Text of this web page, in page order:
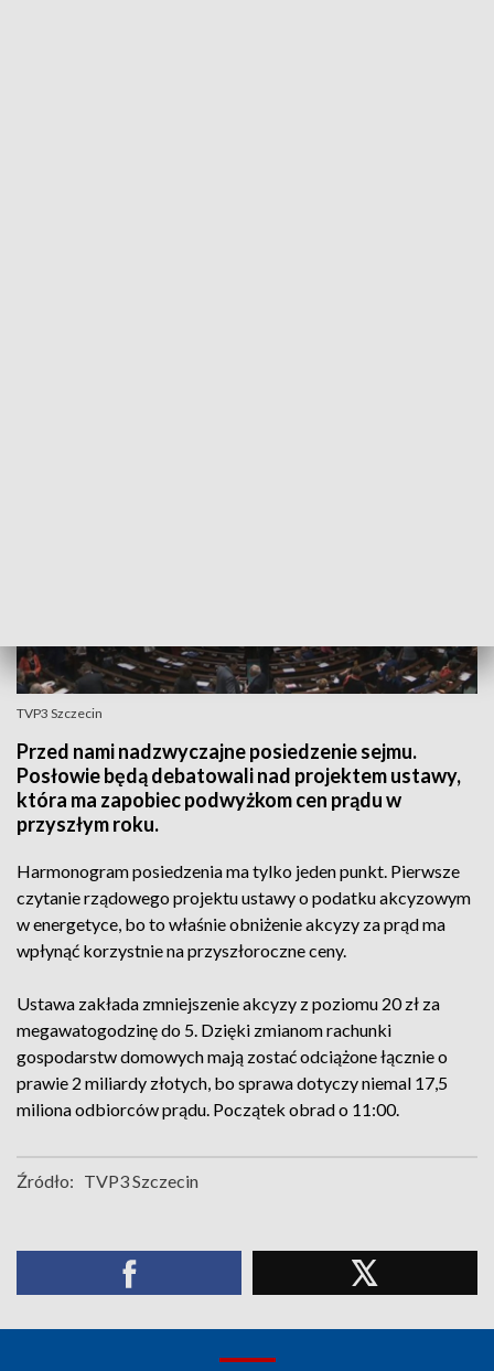
TVP3 Szczecin
Przed nami nadzwyczajne posiedzenie sejmu.
Posłowie będą debatowali nad projektem ustawy,
która ma zapobiec podwyżkom cen prądu w
przyszłym roku.
Harmonogram posiedzenia ma tylko jeden punkt. Pierwsze
czytanie rządowego projektu ustawy o podatku akcyzowym
w energetyce, bo to właśnie obniżenie akcyzy za prąd ma
wpłynąć korzystnie na przyszłoroczne ceny.
Ustawa zakłada zmniejszenie akcyzy z poziomu 20 zł za
megawatogodzinę do 5. Dzięki zmianom rachunki
gospodarstw domowych mają zostać odciążone łącznie o
prawie 2 miliardy złotych, bo sprawa dotyczy niemal 17,5
miliona odbiorców prądu. Początek obrad o 11:00.
Źródło: TVP3 Szczecin